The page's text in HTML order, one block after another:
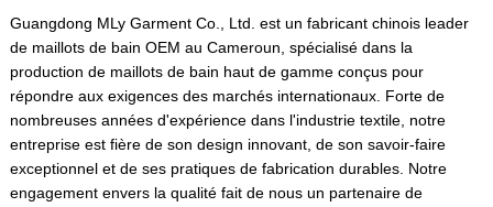
Guangdong MLy Garment Co., Ltd. est un fabricant chinois leader
de maillots de bain OEM au Cameroun, spécialisé dans la
production de maillots de bain haut de gamme conçus pour
répondre aux exigences des marchés internationaux. Forte de
nombreuses années d'expérience dans l'industrie textile, notre
entreprise est fière de son design innovant, de son savoir-faire
exceptionnel et de ses pratiques de fabrication durables. Notre
engagement envers la qualité fait de nous un partenaire de